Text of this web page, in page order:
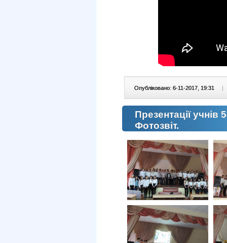
Опубліковано: 6-11-2017, 19:31 |
Презентації
Фотозвіт.